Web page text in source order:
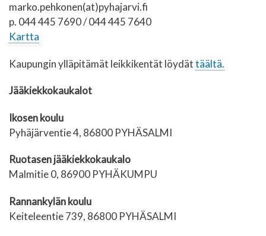
marko.pehkonen(at)pyhajarvi.fi
p. 044 445 7690 / 044 445 7640
Kartta
Kaupungin ylläpitämät leikkikentät löydättäältä.
Jääkiekkokaukalot
Ikosen koulu
Pyhäjärventie 4, 86800 PYHÄSALMI
Ruotasen jääkiekkokaukalo
Malmitie 0, 86900 PYHÄKUMPU
Rannankylän koulu
Keiteleentie 739, 86800 PYHÄSALMI